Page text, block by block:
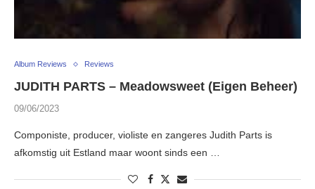
Album Reviews Reviews
JUDITH PARTS – Meadowsweet (Eigen Beheer)
09/06/2023
Componiste, producer, violiste en zangeres Judith Parts is
afkomstig uit Estland maar woont sinds een …